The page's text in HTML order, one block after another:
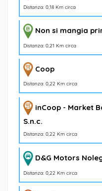
Distanza: 0,18 Km circa
Non si mangia
Distanza: 0,21 Km circa
Coop
Distanza: 0,22 Km circa
inCoop - Market
S.n.c.
Distanza: 0,22 Km circa
D&G Motors
Distanza: 0,22 Km circa